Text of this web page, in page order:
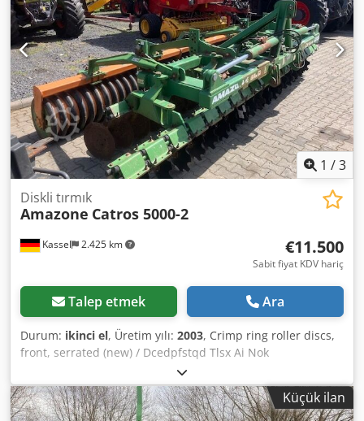
1 /3
Kassel 2.425 km
Diskli tırmık
Amazone Catros 5000-2
€11.500
Sabit fiyat KDV hariç
Talep etmek Ara
Durum: ikinci el, Üretim yılı: 2003, Crimp ring roller discs,
front, serrated (new) / Dcedpfstqd Tlsx Ai Nok
Küçük ilan